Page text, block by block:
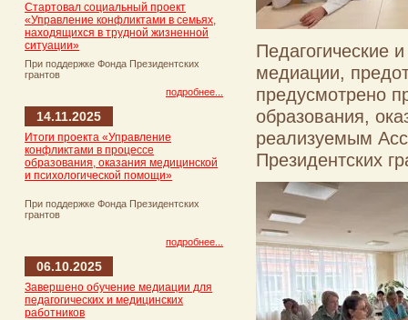
Стартовал социальный проект
«Управление конфликтами в семьях,
находящихся в трудной жизненной
ситуации»
При поддержке Фонда Президентских
грантов
подробнее...
14.11.2025
Итоги проекта «Управление
конфликтами в процессе
образования, оказания медицинской
и психологической помощи»
При поддержке Фонда Президентских
грантов
подробнее...
06.10.2025
Завершено обучение медиации для
педагогических и медицинских
работников
Педагогические
медиации,
предусмотрено
образования,
реализуемым
Президентских